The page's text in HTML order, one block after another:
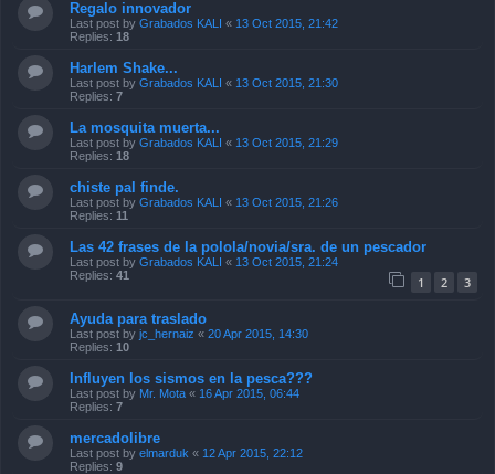
Regalo innovador
Last post by Grabados KALI « 13 Oct 2015, 21:42
Replies: 18
Harlem Shake...
Last post by Grabados KALI « 13 Oct 2015, 21:30
Replies: 7
La mosquita muerta...
Last post by Grabados KALI « 13 Oct 2015, 21:29
Replies: 18
chiste pal finde.
Last post by Grabados KALI « 13 Oct 2015, 21:26
Replies: 11
Las 42 frases de la polola/novia/sra. de un pescador
Last post by Grabados KALI « 13 Oct 2015, 21:24
Replies: 41 1 2 3
Ayuda para traslado
Last post by jc_hernaiz « 20 Apr 2015, 14:30
Replies: 10
Influyen los sismos en la pesca???
Last post by Mr. Mota « 16 Apr 2015, 06:44
Replies: 7
mercadolibre
Last post by elmarduk « 12 Apr 2015, 22:12
Replies: 9